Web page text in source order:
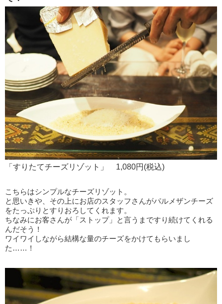
「すりたてチーズリゾット」 1,080円(税込)
こちらはシンプルなチーズリゾット。
と思いきや、その上にお店のスタッフさんがパルメザンチーズ
をたっぷりとすりおろしてくれます。
ちなみにお客さんが「ストップ」と言うまですり続けてくれる
んだそう！
ワイワイしながら結構な量のチーズをかけてもらいまし
た……！